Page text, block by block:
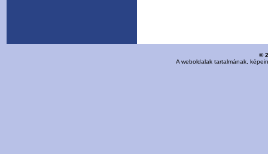
©
A weboldalak tartalmának,